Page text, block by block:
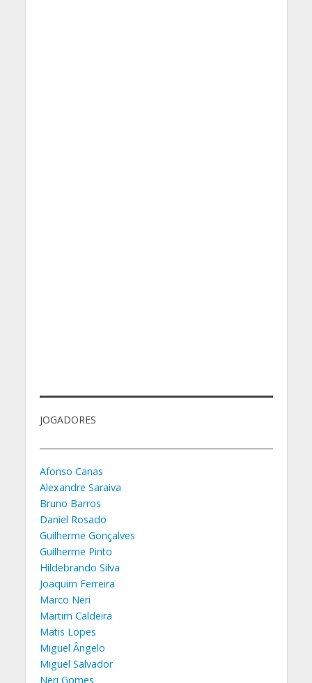
JOGADORES
Afonso Canas
Alexandre Saraiva
Bruno Barros
Daniel Rosado
Guilherme Gonçalves
Guilherme Pinto
Hildebrando Silva
Joaquim Ferreira
Marco Neri
Martim Caldeira
Matis Lopes
Miguel Ângelo
Miguel Salvador
Neri Gomes